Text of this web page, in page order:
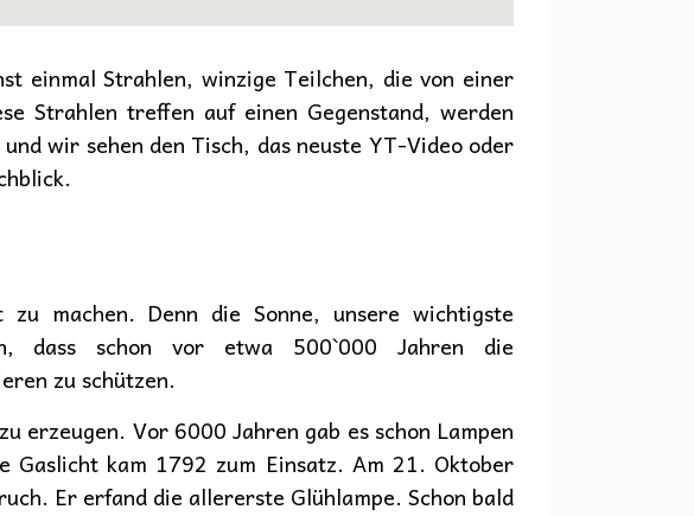
einmal Strahlen, winzige Teilchen, die von einer
Strahlen treffen auf einen Gegenstand, werden
wir sehen den Tisch, das neuste YT-Video oder
machen. Denn die Sonne, unsere wichtigste
dass schon vor etwa 500`000 Jahren die
zu schützen.
erzeugen. Vor 6000 Jahren gab es schon Lampen
kam 1792 zum Einsatz. Am 21. Oktober
Er erfand die allererste Glühlampe. Schon bald